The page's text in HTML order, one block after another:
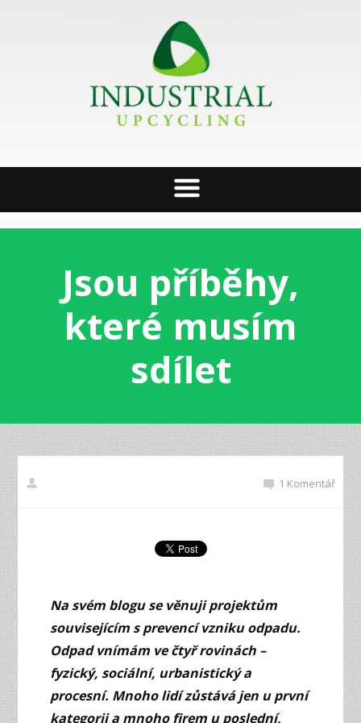
Jsou příběhy,
které musím
sdílet
1 Komentář
Na svém blogu se věnuji projektům
souvisejícím s prevencí vzniku odpadu.
Odpad vnímám ve čtyř rovinách –
fyzický, sociální, urbanistický a
procesní. Mnoho lidí zůstává jen u první
kategorii a mnoho firem u poslední,